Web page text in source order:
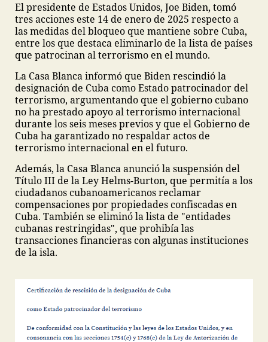
El presidente de Estados Unidos, Joe Biden, tomó
tres acciones este 14 de enero de 2025 respecto a
las medidas del bloqueo que mantiene sobre Cuba,
entre los que destaca eliminarlo de la lista de países
que patrocinan al terrorismo en el mundo.
La Casa Blanca informó que Biden rescindió la
designación de Cuba como Estado patrocinador del
terrorismo, argumentando que el gobierno cubano
no ha prestado apoyo al terrorismo internacional
durante los seis meses previos y que el Gobierno de
Cuba ha garantizado no respaldar actos de
terrorismo internacional en el futuro.
Además, la Casa Blanca anunció la suspensión del
Título III de la Ley Helms-Burton, que permitía a los
ciudadanos cubanoamericanos reclamar
compensaciones por propiedades confiscadas en
Cuba. También se eliminó la lista de "entidades
cubanas restringidas", que prohibía las
transacciones financieras con algunas instituciones
de la isla.